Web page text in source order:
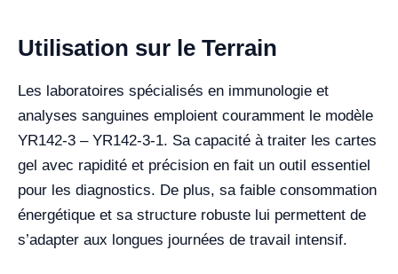
Utilisation sur le Terrain
Les laboratoires spécialisés en immunologie et
analyses sanguines emploient couramment le modèle
YR142-3 – YR142-3-1. Sa capacité à traiter les cartes
gel avec rapidité et précision en fait un outil essentiel
pour les diagnostics. De plus, sa faible consommation
énergétique et sa structure robuste lui permettent de
s’adapter aux longues journées de travail intensif.